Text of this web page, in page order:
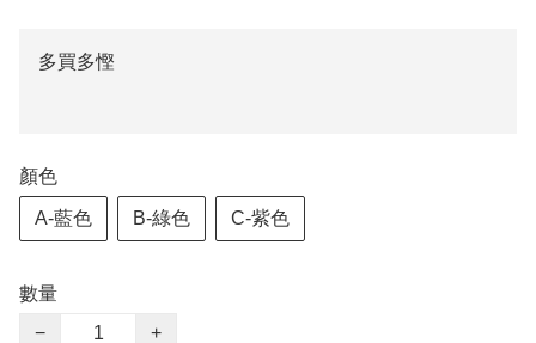
多買多慳
顏色
A-藍色 B-綠色 C-紫色
數量
−
+